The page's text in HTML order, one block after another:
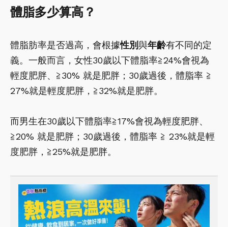
體脂多少算高？
體脂肪率是否過高，會根據性別與年齡有不同的定
義。一般而言，女性30歲以下體脂率≧24%會視為
輕度肥胖、≧30% 就是肥胖；30歲過後，體脂率 ≧
27%就是輕度肥胖，≧32%就是肥胖。
而男生在30歲以下體脂率≧17%會視為輕度肥胖、
≧20% 就是肥胖；30歲過後，體脂率 ≧ 23%就是輕
度肥胖，≧25%就是肥胖。